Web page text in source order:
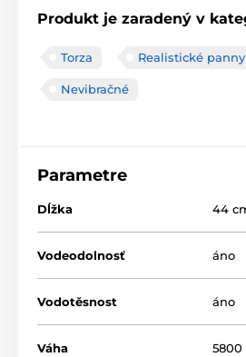
Produkt je zaradený v
Torza Realistické panny
Nevibračné
Parametre
Dĺžka 44
Vodeodolnosť áno
Vodotěsnost áno
Váha 5800